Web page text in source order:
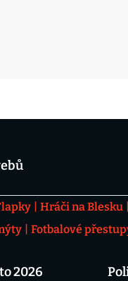
Hráči na Blesku
Fotbalové
2026